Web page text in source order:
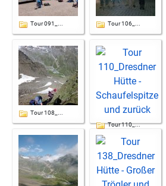
Tour 091_... Tour 106_...
Tour 108_...
Tour 110_...